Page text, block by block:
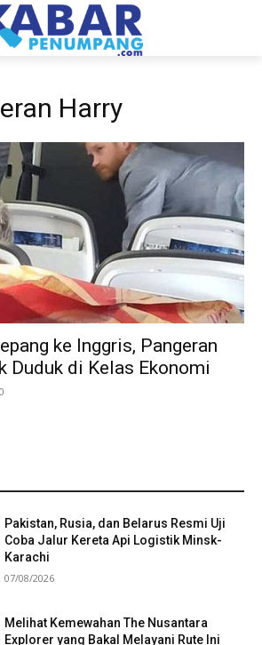
Harry
ke Inggris, Pangeran
Duduk di Kelas Ekonomi
Pakistan, Rusia, dan Belarus Resmi Uji
Coba Jalur Kereta Api Logistik Minsk-
Karachi
07/08/2026
Melihat Kemewahan The Nusantara
Explorer yang Bakal Melayani Rute Ini